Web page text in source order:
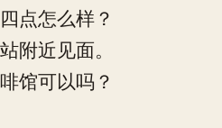
点怎么样？
附近见面。
馆可以吗？